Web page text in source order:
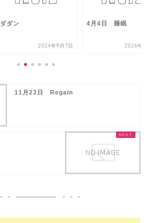
ダダン
2024年9月7日
4月4日 睡眠
2026年4
11月23日 Regain